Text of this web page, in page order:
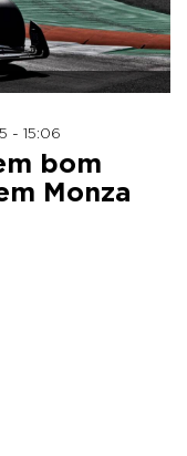
- 15:06
bom
Monza